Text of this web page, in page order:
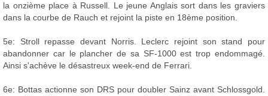
la onzième place à Russell. Le jeune Anglais sort dans les graviers
dans la courbe de Rauch et rejoint la piste en 18ème position.
5e: Stroll repasse devant Norris. Leclerc rejoint son stand pour
abandonner car le plancher de sa SF-1000 est trop endommagé.
Ainsi s'achève le désastreux week-end de Ferrari.
6e: Bottas actionne son DRS pour doubler Sainz avant Schlossgold.